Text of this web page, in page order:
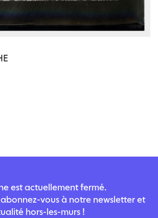
est actuellement fermé.
abonnez-vous à notre newsletter et
hors-les-murs !